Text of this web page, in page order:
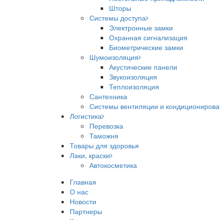
Шторы
Системы доступа
Электронные замки
Охранная сигнализация
Биометрические замки
Шумоизоляция
Акустические панели
Звукоизоляция
Теплоизоляция
Сантехника
Системы вентиляции и
Логистика
Перевозка
Таможня
Товары для здоровья
Лаки, краски
Автокосметика
Главная
О нас
Новости
Партнеры